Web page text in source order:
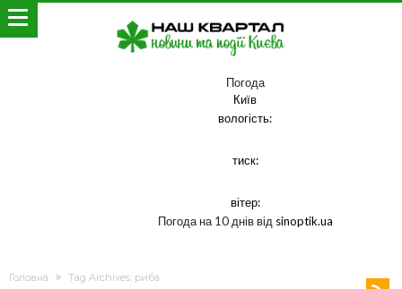
Погода
Київ
вологість:
тиск:
вітер:
Погода на 10 днів від sinoptik.ua
Головна Tag Archives: риба